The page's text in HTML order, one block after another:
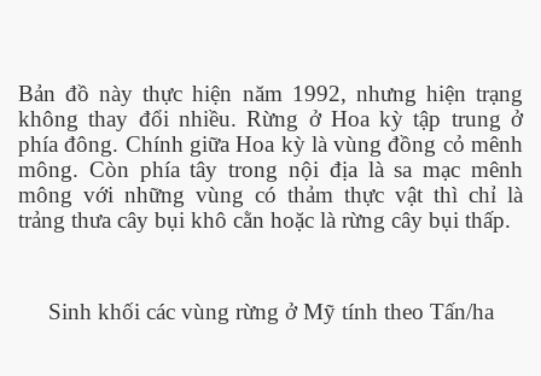
Bản đồ này thực hiện năm 1992, nhưng hiện trạng
không thay đổi nhiều. Rừng ở Hoa kỳ tập trung ở
phía đông. Chính giữa Hoa kỳ là vùng đồng cỏ mênh
mông. Còn phía tây trong nội địa là sa mạc mênh
mông với những vùng có thảm thực vật thì chỉ là
trảng thưa cây bụi khô cằn hoặc là rừng cây bụi thấp.
Sinh khối các vùng rừng ở Mỹ tính theo Tấn/ha
Covid-19